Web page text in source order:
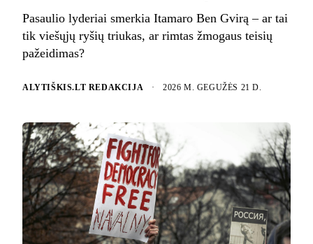
Pasaulio lyderiai smerkia Itamaro Ben Gvirą – ar tai
tik viešųjų ryšių triukas, ar rimtas žmogaus teisių
pažeidimas?
ALYTIŠKIS.LT REDAKCIJA · 2026 M. GEGUŽĖS 21 D.